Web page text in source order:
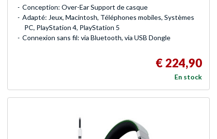
Conception: Over-Ear Support de casque
Adapté: Jeux, Macintosh, Téléphones mobiles, Systèmes
PC, PlayStation 4, PlayStation 5
Connexion sans fil: via Bluetooth, via USB Dongle
€ 224,90
En stock